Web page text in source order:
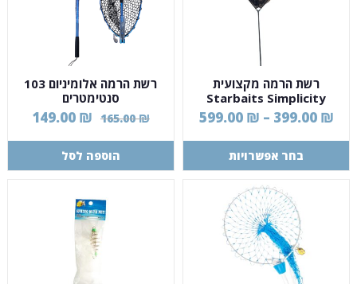
רשת הרמה מקצועית
Starbaits Simplicity
Landing Net
399.00 ₪
–
599.00 ₪
בחר אפשרויות
רשת הרמה אלומיניום 103
סנטימטרים
165.00₪
149.00 ₪
הוספה לסל